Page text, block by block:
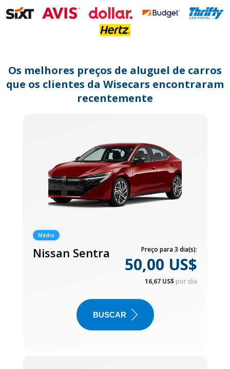
get
the
dates.
Os melhores preços de aluguel de carros
que os clientes da Wisecars encontraram
recentemente
Médio
Nissan Sentra Preço para 3 dia(s):
50,00 US$
16,67 US$ por dia
BUSCAR